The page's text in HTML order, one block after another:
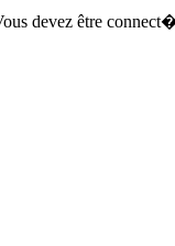
devez être